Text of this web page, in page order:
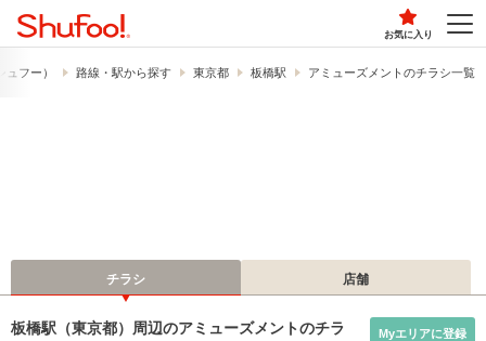
お気に入り
フー） 路線・駅から探す 東京都 板橋駅 アミューズメントのチラシ一覧
チラシ 店舗
板橋駅（東京都）周辺のアミューズメントのチラ
Myエリアに登録